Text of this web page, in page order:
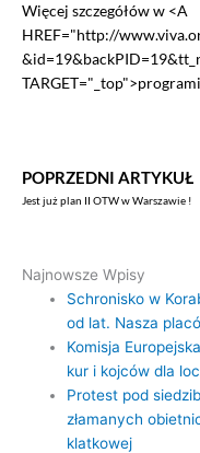
Więcej szczegółów w <A
HREF="http://
POPRZEDNI ARTYKUŁ
Jest już plan II OTW w Warszawie !
Najnowsze Wpisy
Schronisko w
od lat. Nasza
Komisja
kur i kojców dla
Protest pod
złamanych
klatkowej